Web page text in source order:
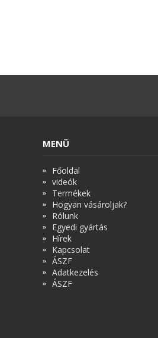
MENÜ
Főoldal
videók
Termékek
Hogyan vásároljak?
Rólunk
Egyedi gyártás
Hírek
Kapcsolat
ÁSZF
Adatkezelés
ÁSZF